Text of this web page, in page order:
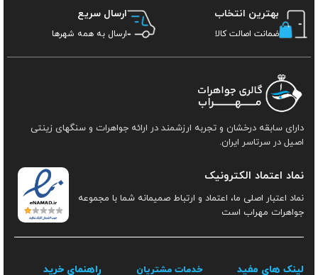
بهترین انتخاب
ضمانت اصالت کالا
ارسال سریع
ارسال به همه شهرها
دارای سابقه درخشان و تجربه ارزشمند در ارائه جواهرات و سنگهای زینتی
اصیل در سرتاسر ایران.
نماد اعتماد الکترونیک
نماد اعتبار اصلی ما، اعتماد و ارتباط صمیمانه شما با مجموعه
جواهرات مهراب است
لینک های مفید خدمات مشتریان راهنمای خرید